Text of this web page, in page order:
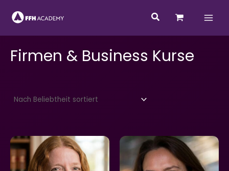
Inhalt
Suchen
Firmen & Business Kurse